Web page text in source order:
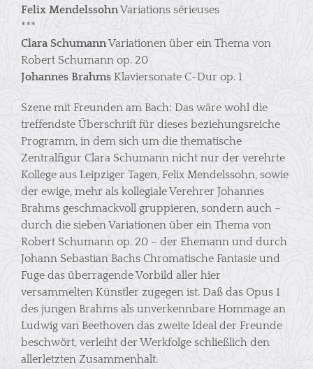
Felix MendelssohnVariations sérieuses
***
Clara SchumannVariationen über ein Thema von
Robert Schumann op. 20
Johannes Brahms Klaviersonate C-Dur op. 1
Szene mit Freunden am Bach: Das wäre wohl die
treffendste Überschrift für dieses beziehungsreiche
Programm, in dem sich um die thematische
Zentralfigur Clara Schumann nicht nur der verehrte
Kollege aus Leipziger Tagen, Felix Mendelssohn, sowie
der ewige, mehr als kollegiale Verehrer Johannes
Brahms geschmackvoll gruppieren, sondern auch –
durch die sieben Variationen über ein Thema von
Robert Schumann op. 20 – der Ehemann und durch
Johann Sebastian Bachs Chromatische Fantasie und
Fuge das überragende Vorbild aller hier
versammelten Künstler zugegen ist. Daß das Opus 1
des jungen Brahms als unverkennbare Hommage an
Ludwig van Beethoven das zweite Ideal der Freunde
beschwört, verleiht der Werkfolge schließlich den
allerletzten Zusammenhalt.